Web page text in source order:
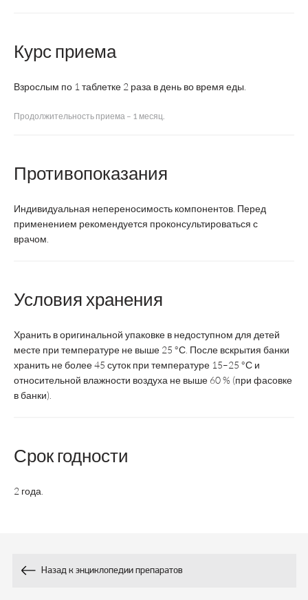
Курс приема
Взрослым по 1 таблетке 2 раза в день во время еды.
Продолжительность приема – 1 месяц.
Противопоказания
Индивидуальная непереносимость компонентов. Перед
применением рекомендуется проконсультироваться с
врачом.
Условия хранения
Хранить в оригинальной упаковке в недоступном для детей
месте при температуре не выше 25 °С. После вскрытия банки
хранить не более 45 суток при температуре 15–25 °С и
относительной влажности воздуха не выше 60 % (при фасовке
в банки).
Срок годности
2 года.
Назад к энциклопедии препаратов